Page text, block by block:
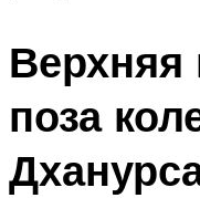
Верхняя
поза